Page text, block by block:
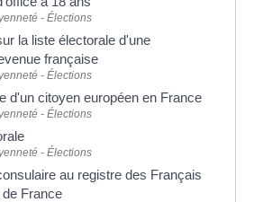
- Élections
la liste électorale d'une
française
- Élections
d'un citoyen européen en France
- Élections
- Élections
au registre des Français
France